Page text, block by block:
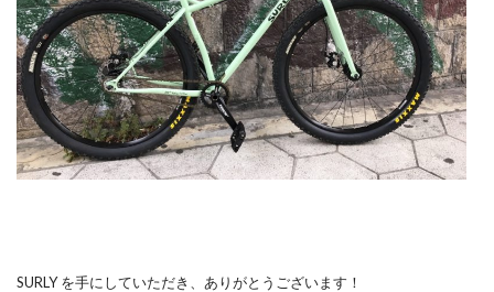
SURLY を手にしていただき、ありがとうございます！